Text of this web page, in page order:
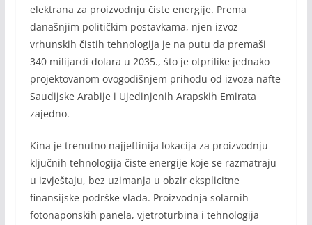
elektrana za proizvodnju čiste energije. Prema
današnjim političkim postavkama, njen izvoz
vrhunskih čistih tehnologija je na putu da premaši
340 milijardi dolara u 2035., što je otprilike jednako
projektovanom ovogodišnjem prihodu od izvoza nafte
Saudijske Arabije i Ujedinjenih Arapskih Emirata
zajedno.
Kina je trenutno najjeftinija lokacija za proizvodnju
ključnih tehnologija čiste energije koje se razmatraju
u izvještaju, bez uzimanja u obzir eksplicitne
finansijske podrške vlada. Proizvodnja solarnih
fotonaponskih panela, vjetroturbina i tehnologija